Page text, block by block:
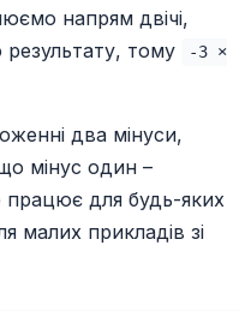
напрям двічі,
тому
-3 ×
два мінуси,
мінус один –
працює для будь-яких
малих прикладів зі